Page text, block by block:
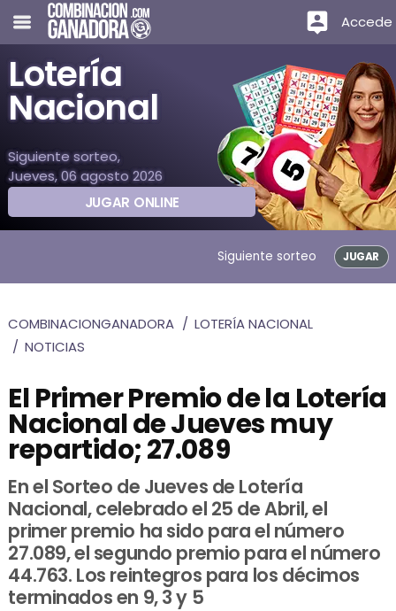
Accede
Lotería
Nacional
Siguiente sorteo,
Jueves, 06 agosto 2026
JUGAR ONLINE
Siguiente sorteo JUGAR
COMBINACIONGANADORA
LOTERÍA NACIONAL
NOTICIAS
El Primer Premio de la Lotería
Nacional de Jueves muy
repartido; 27.089
En el Sorteo de Jueves de Lotería
Nacional, celebrado el 25 de Abril, el
primer premio ha sido para el número
27.089, el segundo premio para el número
44.763. Los reintegros para los décimos
terminados en 9, 3 y 5